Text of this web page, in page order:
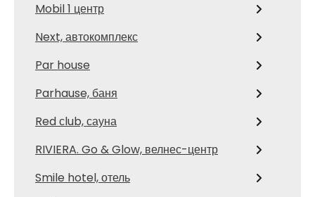
Mobil 1 центр
Next, автокомплекс
Par house
Parhause, баня
Red сlub, сауна
RIVIERA. Go & Glow, велнес-центр
Smile hotel, отель